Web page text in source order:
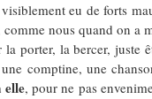
eu de forts
comme nous quand on a
porter, la bercer, juste
comptine, une
elle, pour ne pas